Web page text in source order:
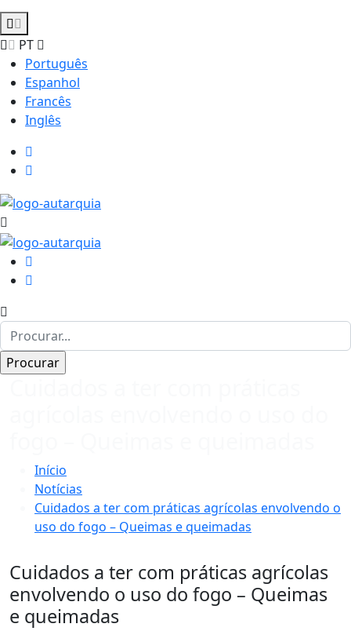
PT
Português
Espanhol
Francês
Inglês
Início
Notícias
Cuidados a ter com práticas agrícolas envolvendo o
uso do fogo – Queimas e queimadas
Cuidados a ter com práticas agrícolas
envolvendo o uso do fogo – Queimas
e queimadas